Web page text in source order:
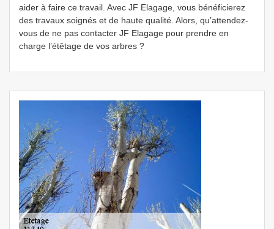
aider à faire ce travail. Avec JF Elagage, vous bénéficierez
des travaux soignés et de haute qualité. Alors, qu’attendez-
vous de ne pas contacter JF Elagage pour prendre en
charge l’étêtage de vos arbres ?